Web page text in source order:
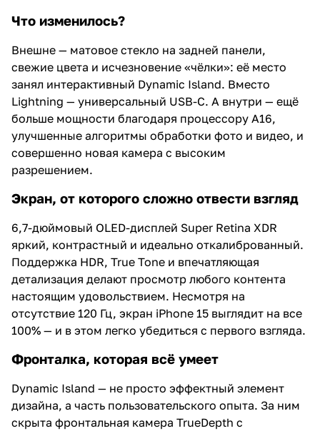
Что изменилось?
Внешне — матовое стекло на задней панели,
свежие цвета и исчезновение «чёлки»: её место
занял интерактивный Dynamic Island. Вместо
Lightning — универсальный USB-C. А внутри — ещё
больше мощности благодаря процессору A16,
улучшенные алгоритмы обработки фото и видео, и
совершенно новая камера с высоким
разрешением.
Экран, от которого сложно отвести взгляд
6,7-дюймовый OLED-дисплей Super Retina XDR
яркий, контрастный и идеально откалиброванный.
Поддержка HDR, True Tone и впечатляющая
детализация делают просмотр любого контента
настоящим удовольствием. Несмотря на
отсутствие 120 Гц, экран iPhone 15 выглядит на все
100% — и в этом легко убедиться с первого взгляда.
Фронталка, которая всё умеет
Dynamic Island — не просто эффектный элемент
дизайна, а часть пользовательского опыта. За ним
скрыта фронтальная камера TrueDepth с